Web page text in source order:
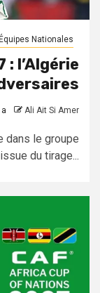
Équipes Nationales
: l’Algérie
Ali Ait Si Amer
dans le groupe
du tirage...